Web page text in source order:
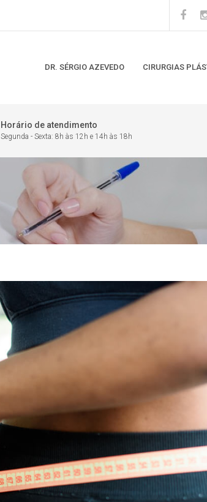
DR. SÉRGIO AZEVEDO CIRURGIAS
Horário de atendimento
Segunda - Sexta: 8h às 12h e 14h às 18h